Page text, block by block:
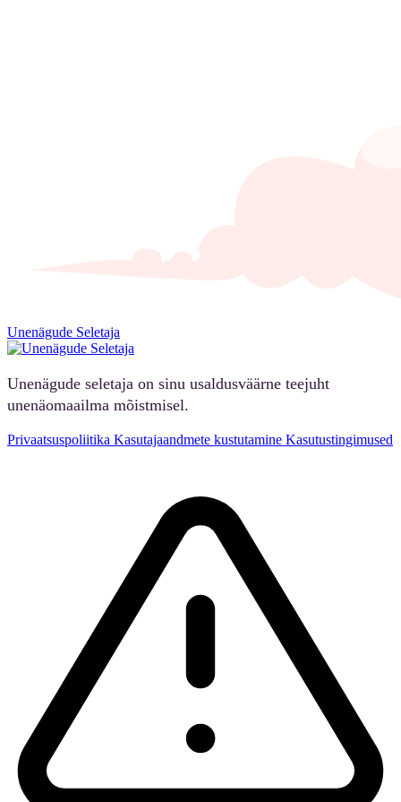
Unenägude Seletaja
Unenägude seletaja on sinu usaldusväärne teejuht
unenäomaailma mõistmisel.
Privaatsuspoliitika Kasutajaandmete kustutamine Kasutustingimused